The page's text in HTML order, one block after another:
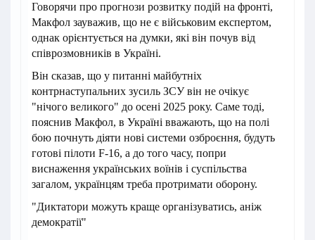
Говорячи про прогнози розвитку подій на фронті,
Макфол зауважив, що не є військовим експертом,
однак орієнтується на думки, які він почув від
співрозмовників в Україні.
Він сказав, що у питанні майбутніх
контрнаступальних зусиль ЗСУ він не очікує
"нічого великого" до осені 2025 року. Саме тоді,
пояснив Макфол, в Україні вважають, що на полі
бою почнуть діяти нові системи озброєння, будуть
готові пілоти F-16, а до того часу, попри
виснаження українських воїнів і суспільства
загалом, українцям треба протримати оборону.
"Диктатори можуть краще організуватись, аніж
демократії"